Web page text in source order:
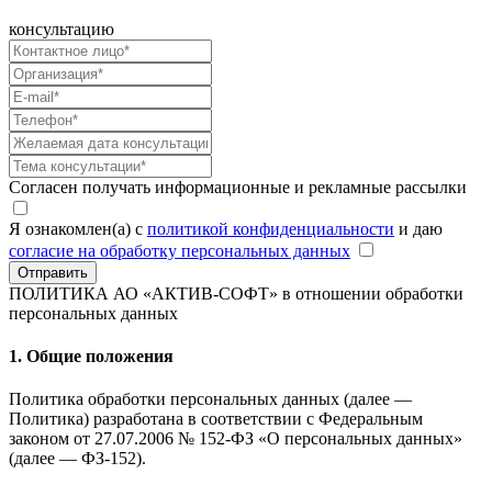
консультацию
Согласен получать информационные и рекламные рассылки
Я ознакомлен(а) с политикой конфиденциальности и даю
согласие на обработку персональных данных
Отправить
ПОЛИТИКА АО «АКТИВ-СОФТ» в отношении обработки
персональных данных
1. Общие положения
Политика обработки персональных данных (далее —
Политика) разработана в соответствии с Федеральным
законом от 27.07.2006 № 152-ФЗ «О персональных данных»
(далее — ФЗ-152).